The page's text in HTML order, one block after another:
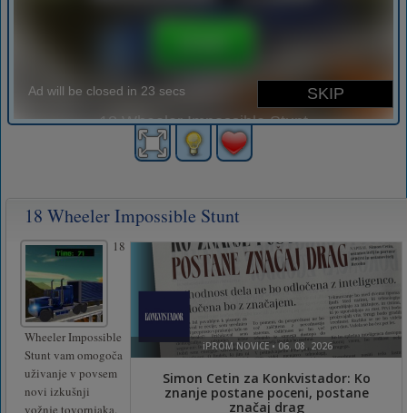
18 Wheeler Impossible Stunt
18
Wheeler Impossible
Stunt vam omogoča
uživanje v povsem
novi izkušnji
vožnje tovornjaka.